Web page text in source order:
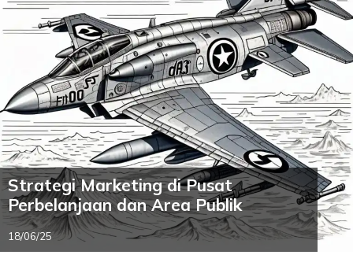
Strategi Marketing di Pusat
Perbelanjaan dan Area Publik
18/06/25